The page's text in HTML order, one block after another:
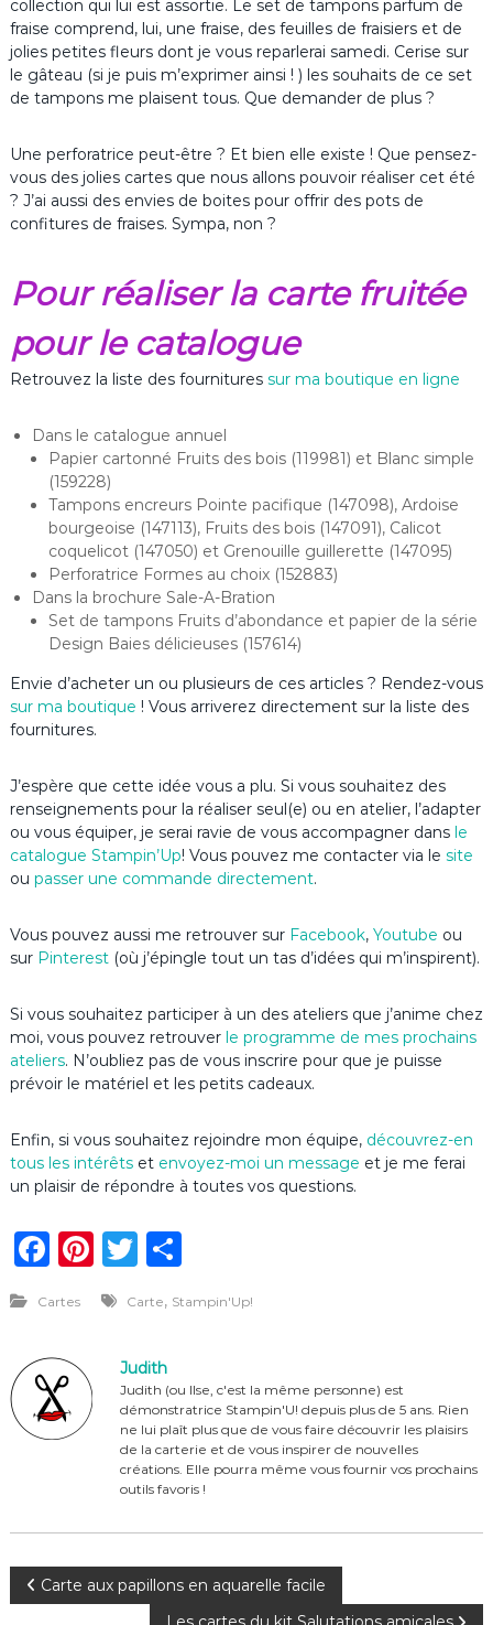
collection qui lui est assortie. Le set de tampons parfum de
fraise comprend, lui, une fraise, des feuilles de fraisiers et de
jolies petites fleurs dont je vous reparlerai samedi. Cerise sur
le gâteau (si je puis m’exprimer ainsi ! ) les souhaits de ce set
de tampons me plaisent tous. Que demander de plus ?
Une perforatrice peut-être ? Et bien elle existe ! Que pensez-
vous des jolies cartes que nous allons pouvoir réaliser cet été
? J’ai aussi des envies de boites pour offrir des pots de
confitures de fraises. Sympa, non ?
Pour réaliser la carte fruitée
pour le catalogue
Retrouvez la liste des fournitures sur ma boutique en ligne
Dans le catalogue annuel
Papier cartonné Fruits des bois (119981) et Blanc simple
(159228)
Tampons encreurs Pointe pacifique (147098), Ardoise
bourgeoise (147113), Fruits des bois (147091), Calicot
coquelicot (147050) et Grenouille guillerette (147095)
Perforatrice Formes au choix (152883)
Dans la brochure Sale-A-Bration
Set de tampons Fruits d’abondance et papier de la série
Design Baies délicieuses (157614)
Envie d’acheter un ou plusieurs de ces articles ? Rendez-vous
sur ma boutique ! Vous arriverez directement sur la liste des
fournitures.
J’espère que cette idée vous a plu. Si vous souhaitez des
renseignements pour la réaliser seul(e) ou en atelier, l’adapter
ou vous équiper, je serai ravie de vous accompagner dans le
catalogue Stampin’Up! Vous pouvez me contacter via le site
ou passer une commande directement.
Vous pouvez aussi me retrouver sur Facebook, Youtube ou
sur Pinterest (où j’épingle tout un tas d’idées qui m’inspirent).
Si vous souhaitez participer à un des ateliers que j’anime chez
moi, vous pouvez retrouver le programme de mes prochains
ateliers. N’oubliez pas de vous inscrire pour que je puisse
prévoir le matériel et les petits cadeaux.
Enfin, si vous souhaitez rejoindre mon équipe, découvrez-en
tous les intérêtset envoyez-moi un message et je me ferai
un plaisir de répondre à toutes vos questions.
F
c
e
b
o
Pi
n
te
re
st
T
it
te
r
P
ta
er
Cartes Carte, Stampin'Up!
Judith
Judith (ou Ilse, c'est la même personne) est
démonstratrice Stampin'U! depuis plus de 5 ans. Rien
ne lui plaît plus que de vous faire découvrir les plaisirs
de la carterie et de vous inspirer de nouvelles
créations. Elle pourra même vous fournir vos prochains
outils favoris !
N Carte aux papillons en aquarelle facile